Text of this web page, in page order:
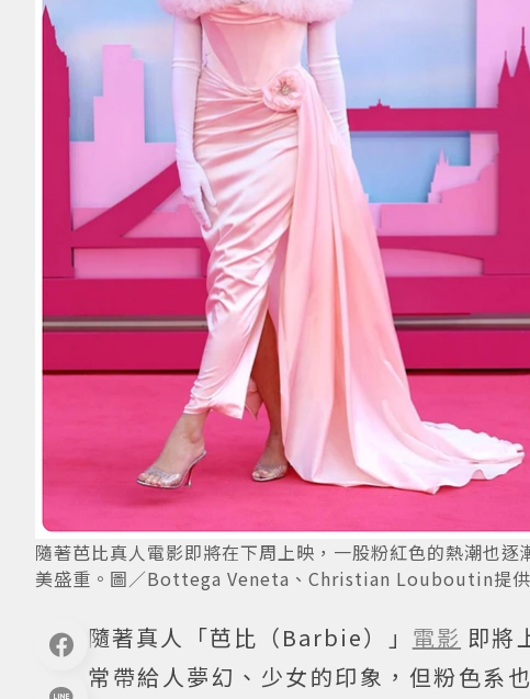
隨著芭比真人電影即將在下周上映，一股粉紅色的熱潮也
美盛重。圖／Bottega Veneta、Christian Louboutin提供
隨著真人「芭比（Barbie）」 電影 即將
常帶給人夢幻、少女的印象，但粉色系